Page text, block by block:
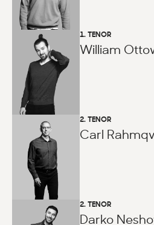
1. TENOR
William
2. TENOR
Carl
2. TENOR
Darko